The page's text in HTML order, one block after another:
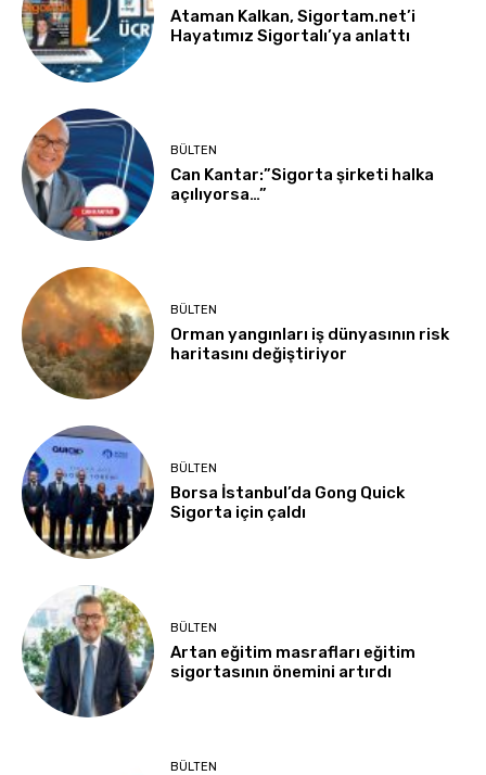
Ataman Kalkan, Sigortam.net’i
Hayatımız Sigortalı’ya anlattı
BÜLTEN
Can Kantar:”Sigorta şirketi halka
açılıyorsa…”
BÜLTEN
Orman yangınları iş dünyasının risk
haritasını değiştiriyor
BÜLTEN
Borsa İstanbul’da Gong Quick
Sigorta için çaldı
BÜLTEN
Artan eğitim masrafları eğitim
sigortasının önemini artırdı
BÜLTEN